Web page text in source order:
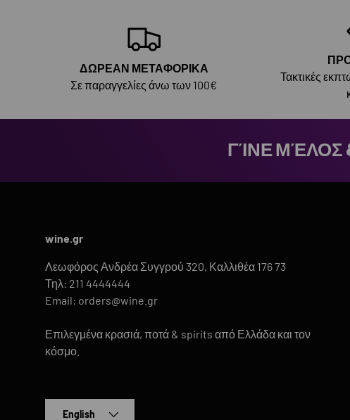
ΔΩΡΕΑΝ ΜΕΤΑΦΟΡΙΚΑ
Σε παραγγελίες άνω των 100€
Τακτικές
ΓΊΝΕ ΜΈΛΟΣ
wine.gr
Λεωφόρος Ανδρέα Συγγρού 320, Καλλιθέα 176 73
Τηλ: 211 4444444
Email: orders@wine.gr
Επιλεγμένα κρασιά, ποτά & spirits από Ελλάδα και τον
κόσμο.
English